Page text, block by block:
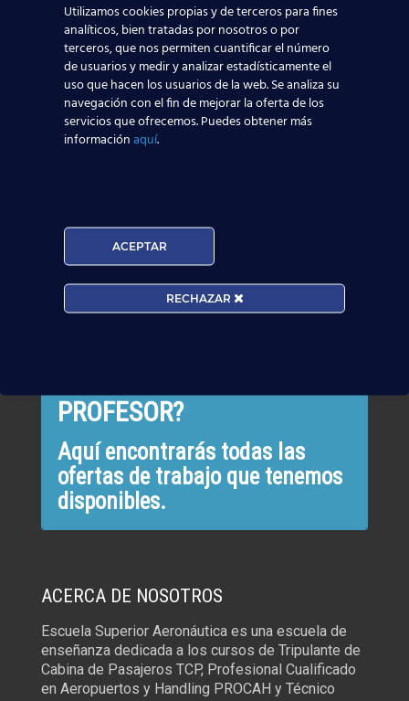
centro aeronáutico de Madrid airbus 350
trabajo azafata de vuelo
Operadores de Centros de Facilitación Aeroportuaria
Compañías aérea garantía de éxito
formación de calidad Azafato/a de Vuelo
título de TCP expansión aeronáutica
TRABAJA CON NOSOTROS
PROFESOR?
Aquí encontrarás todas las
ofertas de trabajo que tenemos
disponibles.
ACERCA DE NOSOTROS
Escuela Superior Aeronáutica es una escuela de
enseñanza dedicada a los cursos de Tripulante de
Cabina de Pasajeros TCP, Profesional Cualificado
en Aeropuertos y Handling PROCAH y Técnico
Utilizamos cookies propias y de terceros para fines
analíticos, bien tratadas por nosotros o por
terceros, que nos permiten cuantificar el número
de usuarios y medir y analizar estadísticamente el
uso que hacen los usuarios de la web. Se analiza su
navegación con el fin de mejorar la oferta de los
servicios que ofrecemos. Puedes obtener más
informaciónaquí.
ACEPTAR
RECHAZAR